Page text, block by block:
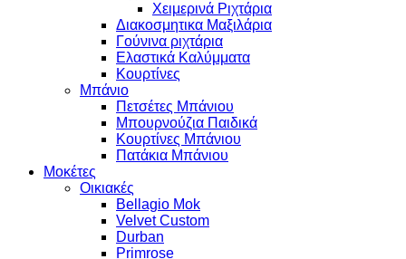
Χειμερινά Ριχτάρια
Διακοσμητικα Μαξιλάρια
Γούνινα ριχτάρια
Ελαστικά Καλύμματα
Κουρτίνες
Μπάνιο
Πετσέτες Μπάνιου
Μπουρνούζια Παιδικά
Κουρτίνες Μπάνιου
Πατάκια Μπάνιου
Μοκέτες
Οικιακές
Bellagio Mok
Velvet Custom
Durban
Primrose